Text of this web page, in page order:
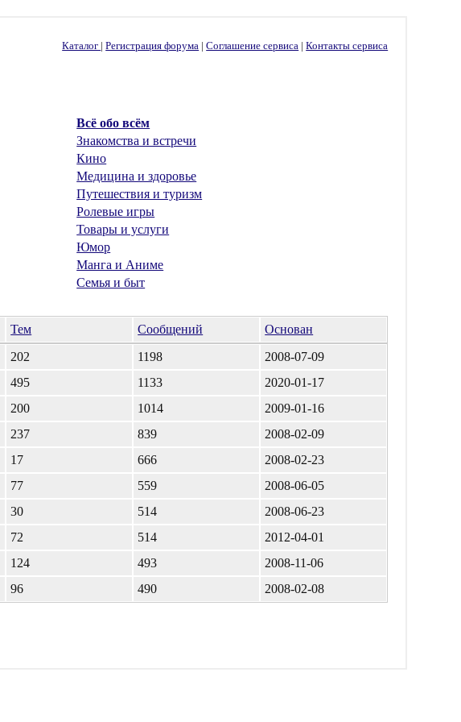
Каталог |Регистрация форума |Соглашение сервиса |Контакты сервиса
Всё обо всём
Знакомства и встречи
Кино
Медицина и здоровье
Путешествия и туризм
Ролевые игры
Товары и услуги
Юмор
Манга и Аниме
Семья и быт
Тем Сообщений
Основан
202 1198
2008-07-09
495 1133
2020-01-17
200 1014
2009-01-16
237 839
2008-02-09
17 666
2008-02-23
77 559
2008-06-05
30 514
2008-06-23
72 514
2012-04-01
124 493
2008-11-06
96 490 2008-02-08